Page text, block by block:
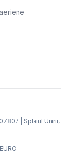
| Splaiul Unirii,